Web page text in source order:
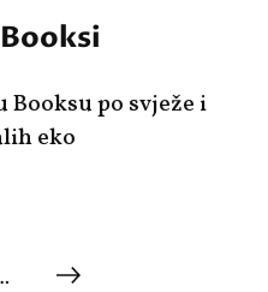
po svježe i
eko